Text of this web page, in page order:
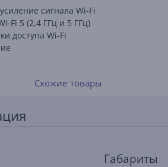
сигнала Wi-Fi
Fi 5 (2,4 ГГц и 5 ГГц)
доступа Wi-Fi
Схожие товары
Габариты